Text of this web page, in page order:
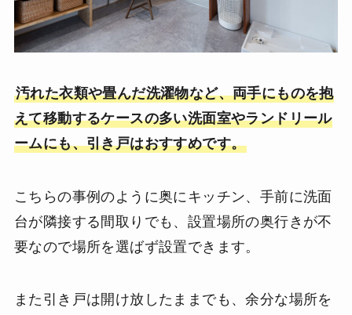
汚れた衣類や畳んだ洗濯物など、両手にものを抱
えて移動するケースの多い洗面室やランドリール
ームにも、引き戸はおすすめです。
こちらの事例のように奥にキッチン、手前に洗面
台が隣接する間取りでも、設置場所の奥行きが不
要なので場所を選ばず設置できます。
また引き戸は開け放したままでも、余分な場所を